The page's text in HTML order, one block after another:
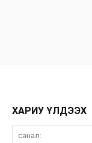
ХАРИУ ҮЛДЭЭХ